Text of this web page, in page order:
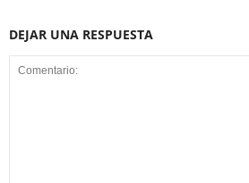
DEJAR UNA RESPUESTA